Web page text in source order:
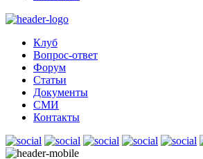
Клуб
Вопрос-ответ
Форум
Статьи
Документы
СМИ
Контакты